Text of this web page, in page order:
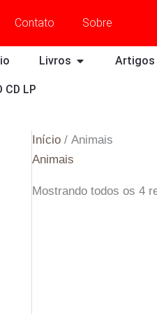
Contato Sobre
Livros OPEN LIVROS
Artigos
CD LP
Início/ Animais
Animais
Mostrando todos os 4